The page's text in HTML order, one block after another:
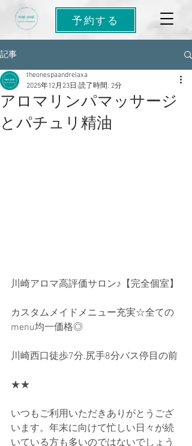
予約する
記事
アロマリンパマッサージ
とパチュリ精油
theonespaandrelaxa
2025年12月23日 読了時間: 2分
川崎アロマ高評価サロン♪【完全個室】
カスタムメイドメニュー充実☆全ての
menu均一価格◎
川崎西口徒歩7分.尻手8分バス停目の前
★★
いつもご利用いただきありがとうござ
います。年末に向けて忙しい日々が続
いている方も多いのではないでしょう